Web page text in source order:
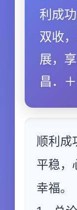
利成
双收
展，
昌．
顺利成
平稳，
幸福。